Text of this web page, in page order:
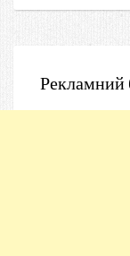
Рекламний